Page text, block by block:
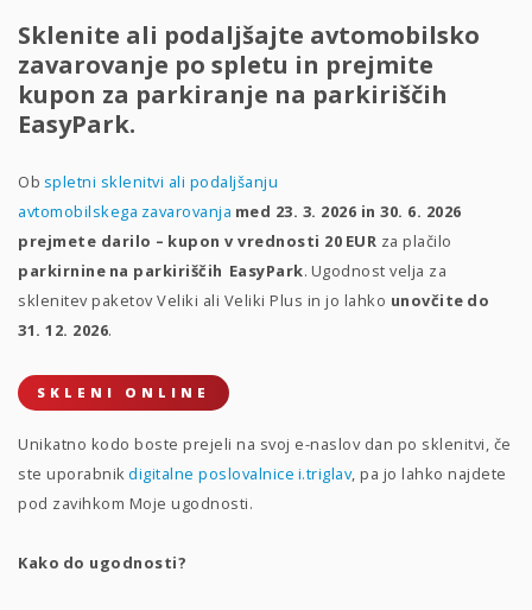
Sklenite ali podaljšajte avtomobilsko
zavarovanje po spletu in prejmite
kupon za parkiranje na parkiriščih
EasyPark.
Ob spletni sklenitvi ali podaljšanju
avtomobilskega zavarovanja med 23. 3. 2026 in 30. 6. 2026
prejmete darilo – kupon v vrednosti 20 EUR za plačilo
parkirnine na parkiriščih EasyPark. Ugodnost velja za
sklenitev paketov Veliki ali Veliki Plus in jo lahko unovčite do
31. 12. 2026.
SKLENI ONLINE
Unikatno kodo boste prejeli na svoj e-naslov dan po sklenitvi, če
ste uporabnikdigitalne poslovalnice i.triglav, pa jo lahko najdete
pod zavihkom Moje ugodnosti.
Kako do ugodnosti?